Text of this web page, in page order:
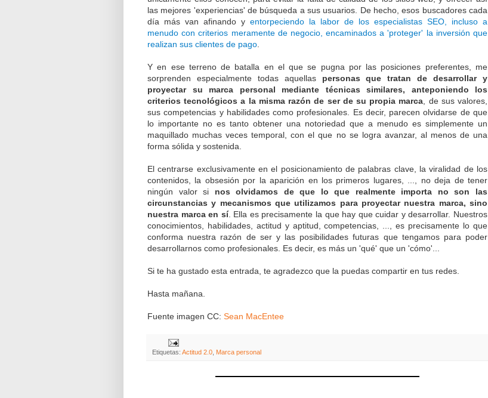
las mejores 'experiencias' de búsqueda a sus usuarios. De hecho, esos buscadores cada
día más van afinando y entorpeciendo la labor de los especialistas SEO, incluso a
menudo con criterios meramente de negocio, encaminados a 'proteger' la inversión que
realizan sus clientes de pago
Y en ese terreno de batalla en el que se pugna por las posiciones preferentes, me
sorprenden especialmente todas aquellas personas que tratan de desarrollar y
proyectar su marca personal mediante técnicas similares, anteponiendo los
criterios tecnológicos a la misma razón de ser de su propia marca , de sus valores,
sus competencias y habilidades como profesionales. Es decir, parecen olvidarse de que
lo importante no es tanto obtener una notoriedad que a menudo es simplemente un
maquillado muchas veces temporal, con el que no se logra avanzar, al menos de una
forma sólida y sostenida.
El centrarse exclusivamente en el posicionamiento de palabras clave, la viralidad de los
contenidos, la obsesión por la aparición en los primeros lugares, ..., no deja de tener
ningún valor si nos olvidamos de que lo que realmente importa no son las
circunstancias y mecanismos que utilizamos para proyectar nuestra marca, sino
nuestra marca en sí. Ella es precisamente la que hay que cuidar y desarrollar. Nuestros
conocimientos, habilidades, actitud y aptitud, competencias, ..., es precisamente lo que
conforma nuestra razón de ser y las posibilidades futuras que tengamos para poder
desarrollarnos como profesionales. Es decir, es más un 'qué' que un 'cómo'...
Si te ha gustado esta entrada, te agradezco que la puedas compartir en tus redes.
Hasta mañana.
Fuente imagen CC: Sean MacEntee
Etiquetas: Actitud 2.0 Marca personal